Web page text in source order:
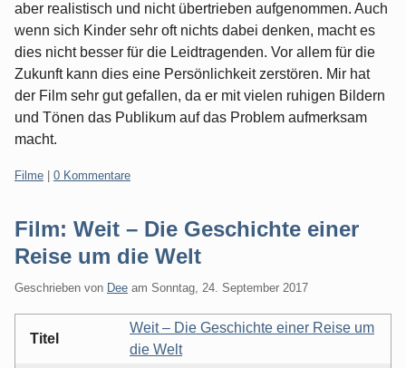
aber realistisch und nicht übertrieben aufgenommen. Auch
wenn sich Kinder sehr oft nichts dabei denken, macht es
dies nicht besser für die Leidtragenden. Vor allem für die
Zukunft kann dies eine Persönlichkeit zerstören. Mir hat
der Film sehr gut gefallen, da er mit vielen ruhigen Bildern
und Tönen das Publikum auf das Problem aufmerksam
macht.
Kategorien:
Filme 0 Kommentare
Film: Weit – Die Geschichte einer
Reise um die Welt
Geschrieben von Dee am Sonntag, 24. September 2017
Titel
Weit – Die Geschichte einer Reise um
die Welt